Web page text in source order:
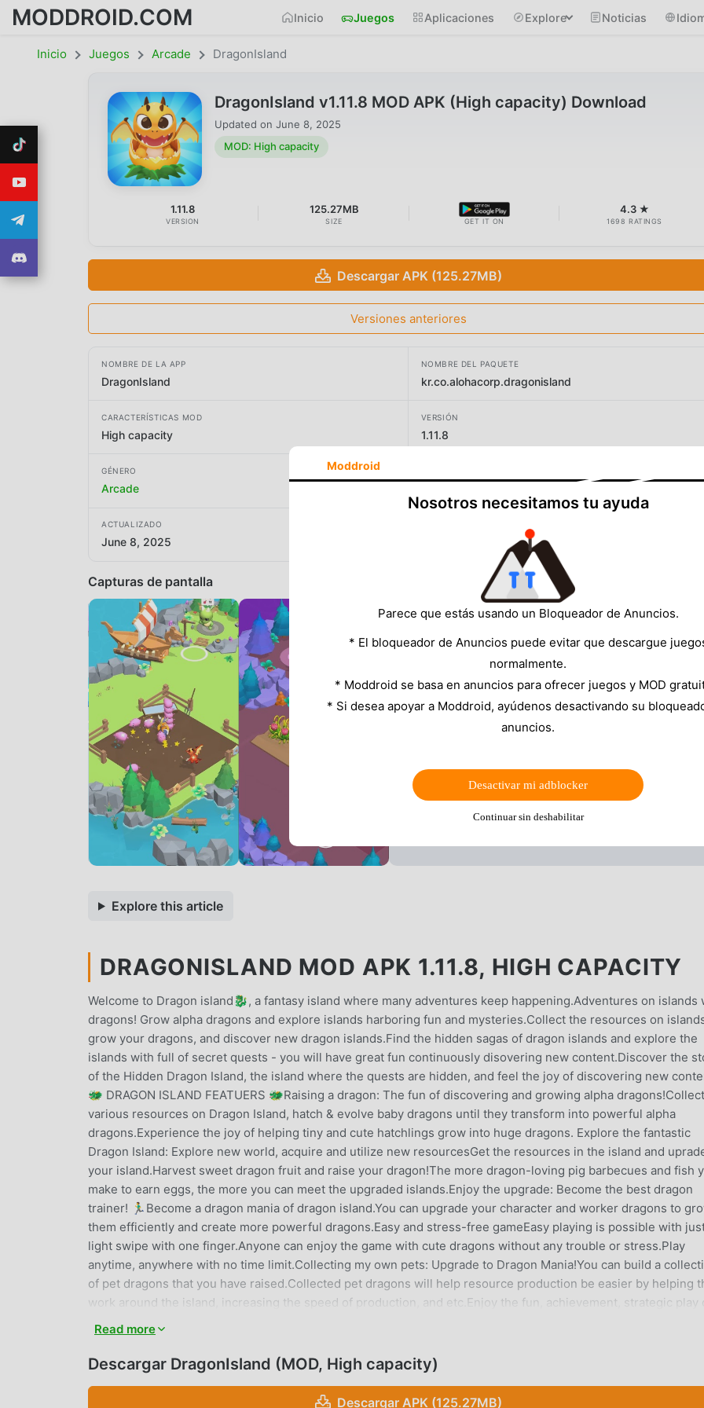
MODDROID.COM Inicio Juegos Aplicaciones Explore Noticias
Inicio Juegos Arcade DragonIsland
DragonIsland v1.11.8 MOD APK (High capacity) Download
Updated on June 8, 2025
MOD: High capacity
1.11.8
VERSION
125.27MB
SIZE GET IT ON
4.3 ★
1698 RATINGS
Descargar APK (125.27MB)
Versiones anteriores
NOMBRE DE LA APP
DragonIsland
NOMBRE DEL PAQUETE
kr.co.alohacorp.dragonisland
CARACTERÍSTICAS MOD
High capacity
VERSIÓN
1.11.8
GÉNERO
Arcade
ACTUALIZADO
June 8, 2025
Capturas de pantalla
Explore this article
DRAGONISLAND MOD APK 1.11.8, HIGH CAPACITY
Welcome to Dragon island🐉, a fantasy island where many adventures keep happening.Adventures on islands
dragons! Grow alpha dragons and explore islands harboring fun and mysteries.Collect the resources on
grow your dragons, and discover new dragon islands.Find the hidden sagas of dragon islands and explore the
islands with full of secret quests - you will have great fun continuously disovering new content.Discover the
of the Hidden Dragon Island, the island where the quests are hidden, and feel the joy of discovering new
🐲 DRAGON ISLAND FEATUERS 🐲Raising a dragon: The fun of discovering and growing alpha dragons!Collect
various resources on Dragon Island, hatch & evolve baby dragons until they transform into powerful alpha
dragons.Experience the joy of helping tiny and cute hatchlings grow into huge dragons. Explore the fantastic
Dragon Island: Explore new world, acquire and utilize new resourcesGet the resources in the island and
your island.Harvest sweet dragon fruit and raise your dragon!The more dragon-loving pig barbecues and fish
make to earn eggs, the more you can meet the upgraded islands.Enjoy the upgrade: Become the best dragon
trainer! 🏃‍♂️Become a dragon mania of dragon island.You can upgrade your character and worker dragons to
them efficiently and create more powerful dragons.Easy and stress-free gameEasy playing is possible with
light swipe with one finger.Anyone can enjoy the game with cute dragons without any trouble or stress.Play
anytime, anywhere with no time limit.Collecting my own pets: Upgrade to Dragon Mania!You can build a
of pet dragons that you have raised.Collected pet dragons will help resource production be easier by helping
work around the island, increasing the speed of production, and etc.Enjoy the fun, achievement, strategic play
DRAGONISLAND INTRODUCCIÓN
DragonIsland Como un juego de arcade muy popular recientemente, ganó muchos fanáticos en todo el mundo
Read more
Descargar DragonIsland (MOD, High capacity)
Descargar APK (125.27MB)
Moddroid
Nosotros necesitamos tu ayuda
Parece que estás usando un Bloqueador de Anuncios.
* El bloqueador de Anuncios puede evitar que descargue
normalmente.
* Moddroid se basa en anuncios para ofrecer juegos y MOD
* Si desea apoyar a Moddroid, ayúdenos desactivando su
anuncios.
Desactivar mi adblocker
Continuar sin deshabilitar